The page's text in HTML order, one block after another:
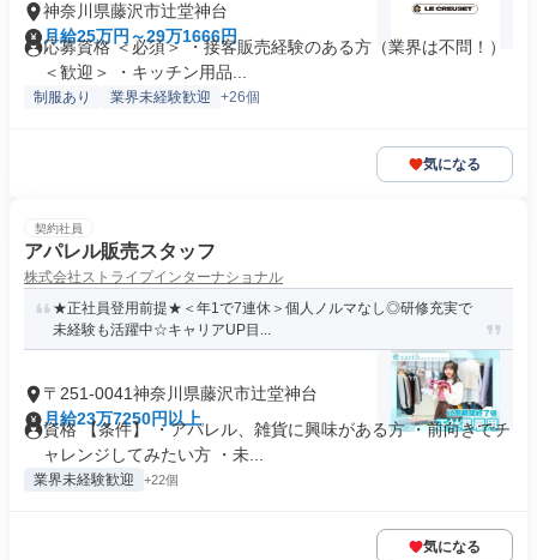
神奈川県藤沢市辻堂神台
月給25万円～29万1666円
応募資格 ＜必須＞ ・接客販売経験のある方（業界は不問！）
＜歓迎＞ ・キッチン用品...
制服あり 業界未経験歓迎 +26個
気になる
契約社員
アパレル販売スタッフ
株式会社ストライプインターナショナル
★正社員登用前提★＜年1で7連休＞個人ノルマなし◎研修充実で
未経験も活躍中☆キャリアUP目...
〒251-0041神奈川県藤沢市辻堂神台
月給23万7250円以上
資格 【条件】 ・アパレル、雑貨に興味がある方 ・前向きでチ
ャレンジしてみたい方 ・未...
業界未経験歓迎 +22個
気になる